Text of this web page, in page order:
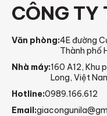
CÔNG TY
Văn phòng:4E đường
Thành phố
Nhà máy:160 A12, Khu
Long, Việt
Hotline:0989.166.612
Email: